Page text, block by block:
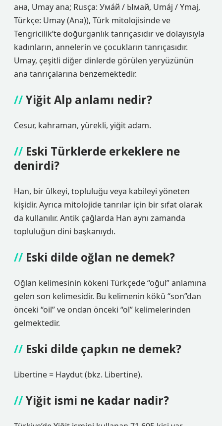
aна, Umay ana; Rusça: Ума́й / Ымай, Umáj / Ymaj,
Türkçe: Umay (Ana)), Türk mitolojisinde ve
Tengricilik’te doğurganlık tanrıçasıdır ve dolayısıyla
kadınların, annelerin ve çocukların tanrıçasıdır.
Umay, çeşitli diğer dinlerde görülen yeryüzünün
ana tanrıçalarına benzemektedir.
Yiğit Alp anlamı nedir?
Cesur, kahraman, yürekli, yiğit adam.
Eski Türklerde erkeklere ne
denirdi?
Han, bir ülkeyi, topluluğu veya kabileyi yöneten
kişidir. Ayrıca mitolojide tanrılar için bir sıfat olarak
da kullanılır. Antik çağlarda Han aynı zamanda
topluluğun dini başkanıydı.
Eski dilde oğlan ne demek?
Oğlan kelimesinin kökeni Türkçede “oğul” anlamına
gelen son kelimesidir. Bu kelimenin kökü “son”dan
önceki “oil” ve ondan önceki “ol” kelimelerinden
gelmektedir.
Eski dilde çapkın ne demek?
Libertine = Haydut (bkz. Libertine).
Yiğit ismi ne kadar nadir?